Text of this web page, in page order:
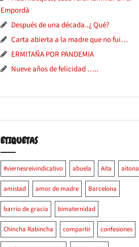
Empordà
Después de una década..¿ Qué?
Carta abierta a la madre que no fui…
ERMITAÑA POR PANDEMIA
Nueve años de felicidad …..
ETIQUETAS
#viernesreivindicativo abuela Aita aitona
amistad amor de madre Barcelona
barrio de gracia bimaternidad
Chincha Rabincha compartir confesiones